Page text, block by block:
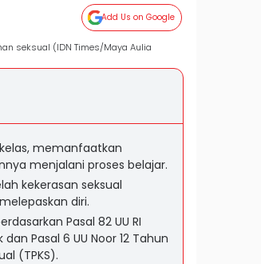
Add Us on Google
seksual (IDN Times/Maya Aulia
memanfaatkan
menjalani proses belajar.
kekerasan seksual
diri.
Pasal 82 UU RI
Pasal 6 UU Noor 12 Tahun
(TPKS).